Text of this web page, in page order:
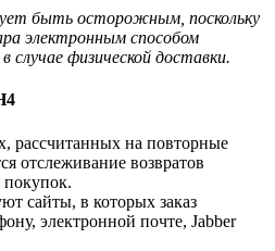
быть осторожным, поскольку
электронным способом
случае физической доставки.
рассчитанных на повторные
отслеживание возвратов
покупок.
сайты, в которых заказ
электронной почте, Jabber